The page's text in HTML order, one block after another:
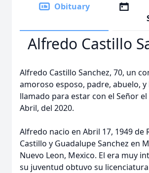
Obituary
Alfredo Castillo
Alfredo Castillo Sanchez, 70, un
amoroso esposo, padre, abuelo,
llamado para estar con el Señor el
Abril, del 2020.
Alfredo nacio en Abril 17, 1949 de
Castillo y Guadalupe Sanchez en
Nuevo Leon, Mexico. El era muy
su juventud obtuvo su